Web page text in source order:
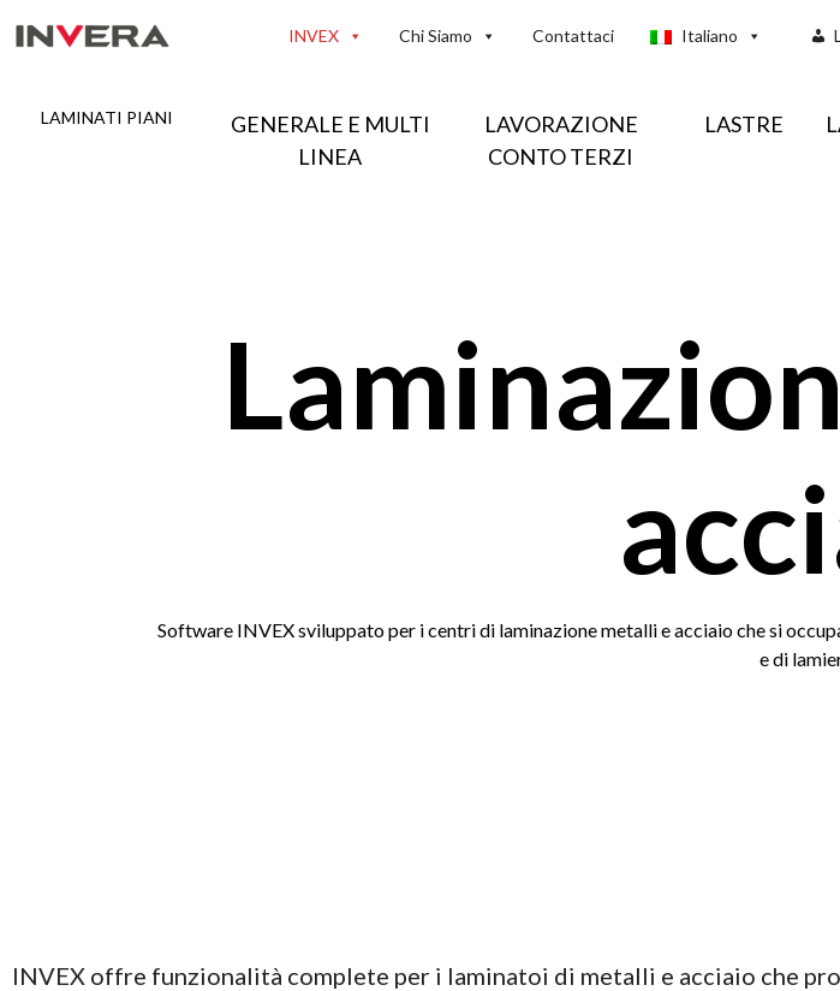
INVEX Chi Siamo Contattaci Italiano
LAMINATI PIANI
GENERALE E MULTI
LINEA
LAVORAZIONE
CONTO TERZI
LASTRE
Software INVEX sviluppato per i centri di laminazione metalli e acciaio che si
e di
INVEX offre funzionalità complete per i laminatoi di metalli e acciaio che